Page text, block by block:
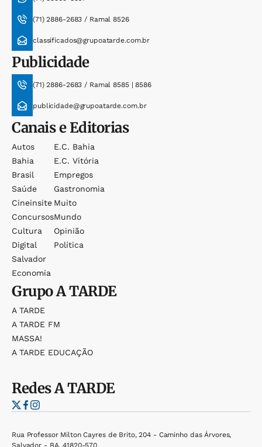
(71) 2886-2683 / Ramal 8526
classificados@grupoatarde.com.br
Publicidade
(71) 2886-2683 / Ramal 8585 | 8586
publicidade@grupoatarde.com.br
Canais e Editorias
Autos
Bahia
Brasil
Saúde
Cineinsite
Concursos
Cultura
Digital
Salvador
Economia
E.c. Bahia
E.c. Vitória
Empregos
Gastronomia
Muito
Mundo
Opinião
Política
GrupoA TARDE
A TARDE
A TARDE FM
MASSA!
A TARDE EDUCAÇÃO
RedesA TARDE
Rua Professor Milton Cayres de Brito, 204 - Caminho das Árvores,
Salvador - BA, 41820-570